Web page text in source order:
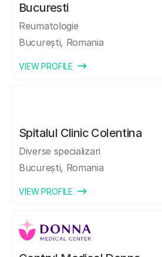
Bucuresti
Reumatologie
București, Romania
VIEW PROFILE
Spitalul Clinic Colentina
Diverse specializari
București, Romania
VIEW PROFILE